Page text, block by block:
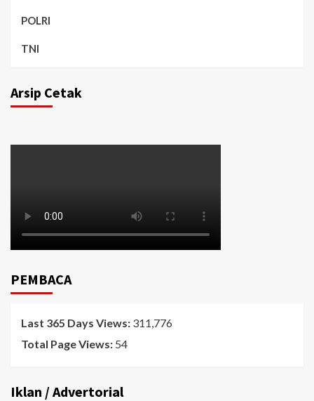
POLRI
TNI
Arsip Cetak
PEMBACA
Last 365 Days Views: 311,776
Total Page Views: 54
Iklan / Advertorial